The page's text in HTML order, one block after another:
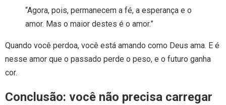
“Agora, pois, permanecem a fé, a esperança e o
amor. Mas o maior destes é o amor.”
Quando você perdoa, você está amando como Deus ama. E é
nesse amor que o passado perde o peso, e o futuro ganha
cor.
Conclusão: você não precisa carregar